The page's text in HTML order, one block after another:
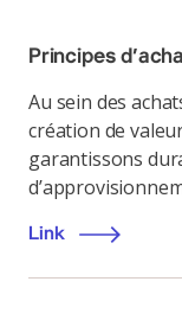
Principes
Au sein des
création de
garantissons
Link